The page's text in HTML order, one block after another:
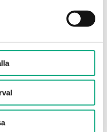
Z15